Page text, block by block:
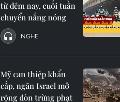
từ đêm nay, cuối tuần
chuyển nắng nóng
NGHE
Mỹ can thiệp khẩn
cấp, ngăn Israel mở
rộng đòn trừng phạt